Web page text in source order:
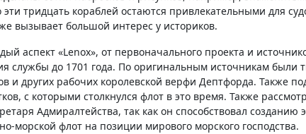
тридцать кораблей остаются привлекательными для
вызывает большой интерес у историков.
аспект «Lenox», от первоначального проекта и
службы до 1701 года. По оригинальным источникам были
и других рабочих королевской верфи Дептфорда. Также
с которыми столкнулся флот в это время. Также
Адмиралтейства, так как он способствовал
морской флот на позиции мирового морского господства.